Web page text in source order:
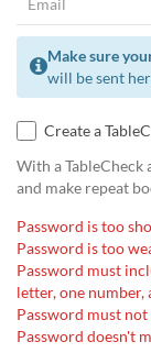
Make sure
will be sent
Create a
With a TableCheck
and make repeat
Password is too
Password is too
Password must
letter, one number,
Password must
Password doesn't